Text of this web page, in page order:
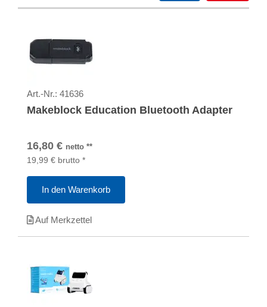
Art.-Nr.: 41636
Makeblock Education Bluetooth Adapter
16,80 € netto **
19,99 € brutto *
In den Warenkorb
Auf Merkzettel